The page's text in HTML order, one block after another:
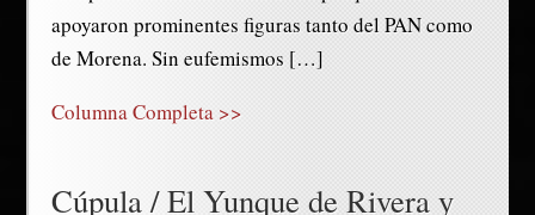
apoyaron prominentes figuras tanto del PAN como
de Morena. Sin eufemismos […]
Columna Completa >>
Cúpula / El Yunque de Rivera y